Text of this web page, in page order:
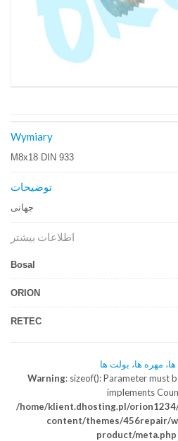
Wymiary
M8x18 DIN 933
توضیحات
جهانی
اطلاعات بیشتر
Bosal
ORION
RETEC
ها، مهره ها، بولت ها
Warning: sizeof(): Parameter must
implements
/home/klient.dhosting.pl/
content/themes/456repair/
product/meta.php